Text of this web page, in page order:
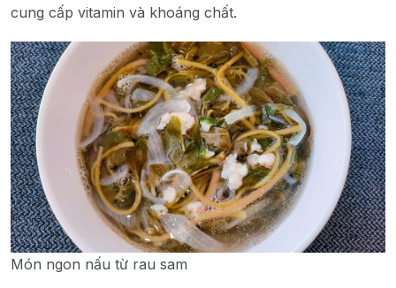
cung cấp vitamin và khoáng chất.
Món ngon nấu từ rau sam